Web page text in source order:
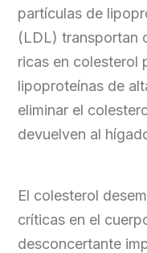
partículas de
(LDL) transportan
ricas en colesterol
lipoproteínas de
eliminar el
devuelven al
El colesterol
críticas en el
desconcertante